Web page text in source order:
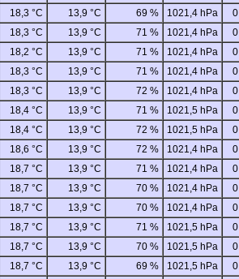
18,3 °C 13,9 °C 69 % 1021,4 hPa
18,3 °C 13,9 °C 71 % 1021,4 hPa
18,2 °C 13,9 °C 71 % 1021,4 hPa
18,3 °C 13,9 °C 71 % 1021,4 hPa
18,3 °C 13,9 °C 72 % 1021,4 hPa
18,4 °C 13,9 °C 71 % 1021,5 hPa
18,4 °C 13,9 °C 72 % 1021,5 hPa
18,6 °C 13,9 °C 72 % 1021,4 hPa
18,7 °C 13,9 °C 71 % 1021,4 hPa
18,7 °C 13,9 °C 70 % 1021,4 hPa
18,7 °C 13,9 °C 70 % 1021,4 hPa
18,7 °C 13,9 °C 71 % 1021,5 hPa
18,7 °C 13,9 °C 70 % 1021,5 hPa
18,7 °C 13,9 °C 69 % 1021,5 hPa